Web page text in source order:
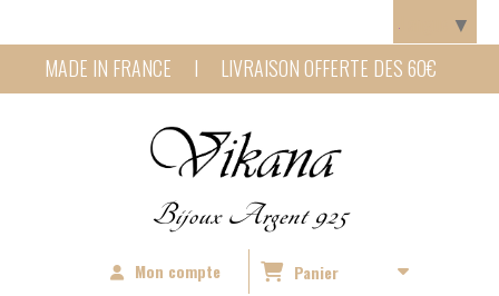
MADE IN FRANCE I LIVRAISON OFFERTE DES 60€
Bijoux Argent 925
Mon compte Panier
▼